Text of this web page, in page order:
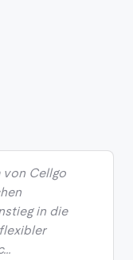
von Cellgo
in die